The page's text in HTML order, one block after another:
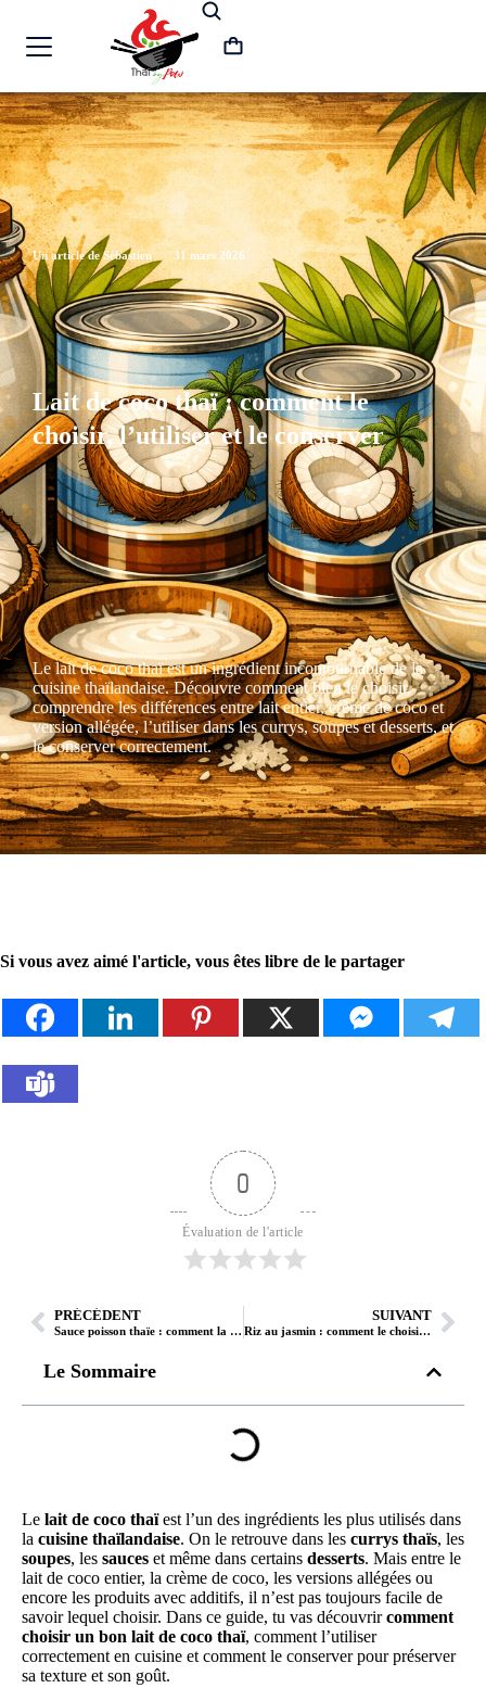
Un article de Sébastien 31 mars 2026
Lait de coco thaï : comment le
choisir, l’utiliser et le conserver
Le lait de coco thaï est un ingrédient incontournable de la
cuisine thaïlandaise. Découvre comment bien le choisir,
comprendre les différences entre lait entier, crème de coco et
version allégée, l’utiliser dans les currys, soupes et desserts, et
le conserver correctement.
Si vous avez aimé l'article, vous êtes libre de le partager
0
Évaluation de l'article
PRÉCÉDENT
Sauce poisson thaïe : comment la choisir, l’utiliser et la remplacer
SUIVANT
Riz au jasmin : comment le choisir, le cuire et l’utiliser dans la cuisine thaï
Le Sommaire
Le lait de coco thaïest l’un des ingrédients les plus utilisés dans
la cuisine thaïlandaise. On le retrouve dans les currys thaïs, les
soupes, les sauces et même dans certains desserts. Mais entre le
lait de coco entier, la crème de coco, les versions allégées ou
encore les produits avec additifs, il n’est pas toujours facile de
savoir lequel choisir. Dans ce guide, tu vas découvrircomment
choisir un bon lait de coco thaï, comment l’utiliser
correctement en cuisine et comment le conserver pour préserver
sa texture et son goût.